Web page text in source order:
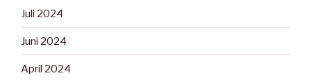
Juli 2024
Juni 2024
April 2024